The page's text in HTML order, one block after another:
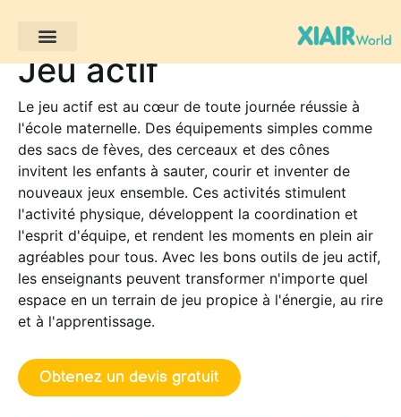
Jeu actif
Le jeu actif est au cœur de toute journée réussie à
l'école maternelle. Des équipements simples comme
des sacs de fèves, des cerceaux et des cônes
invitent les enfants à sauter, courir et inventer de
nouveaux jeux ensemble. Ces activités stimulent
l'activité physique, développent la coordination et
l'esprit d'équipe, et rendent les moments en plein air
agréables pour tous. Avec les bons outils de jeu actif,
les enseignants peuvent transformer n'importe quel
espace en un terrain de jeu propice à l'énergie, au rire
et à l'apprentissage.
Obtenez un devis gratuit